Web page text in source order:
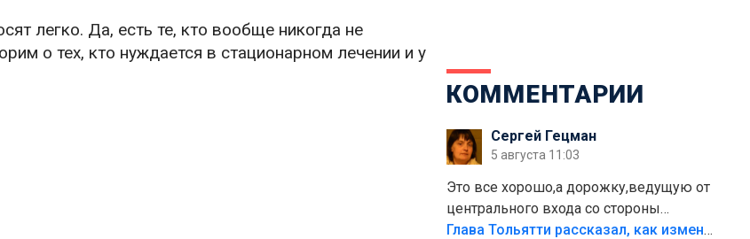
легко. Да, есть те, кто вообще никогда не
о тех, кто нуждается в стационарном лечении и у
КОММЕНТАРИИ
Сергей Гецман
5 августа 11:03
Это все хорошо,а дорожку,ведущую от
центрального входа со стороны
кафе"Мираж" к аттракционам слабо
Глава Тольятти рассказал, как изменится парк Центрального района